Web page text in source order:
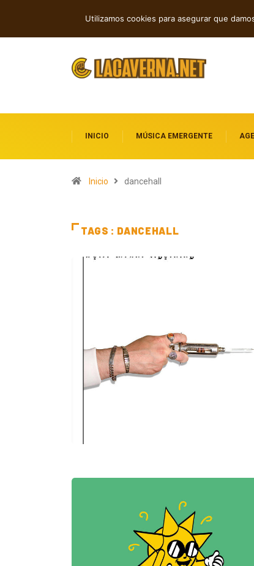
INICIO MÚSICA EMERGENTE
Inicio dancehall
TAGS : DANCEHALL
Utilizamos cookies para asegurar que